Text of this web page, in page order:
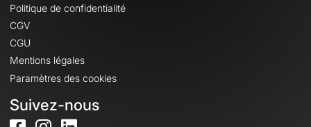
Politique de confidentialité
CGV
CGU
Mentions légales
Paramètres des cookies
Suivez-nous